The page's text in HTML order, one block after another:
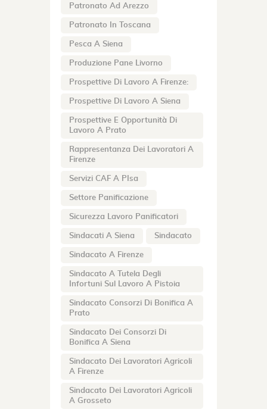
Patronato Ad Arezzo
Patronato In Toscana
Pesca A Siena
Produzione Pane Livorno
Prospettive Di Lavoro A Firenze:
Prospettive Di Lavoro A Siena
Prospettive E Opportunità Di
Lavoro A Prato
Rappresentanza Dei Lavoratori A
Firenze
Servizi CAF A PIsa
Settore Panificazione
Sicurezza Lavoro Panificatori
Sindacati A Siena Sindacato
Sindacato A Firenze
Sindacato A Tutela Degli
Infortuni Sul Lavoro A Pistoia
Sindacato Consorzi Di Bonifica A
Prato
Sindacato Dei Consorzi Di
Bonifica A Siena
Sindacato Dei Lavoratori Agricoli
A Firenze
Sindacato Dei Lavoratori Agricoli
A Grosseto